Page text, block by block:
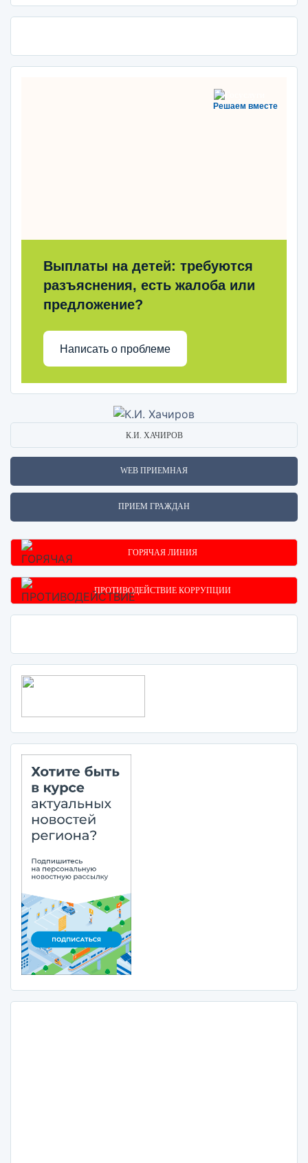
Решаем вместе
Выплаты на детей: требуются
разъяснения, есть жалоба или
предложение?
Написать о проблеме
К.И. ХАЧИРОВ
WEB ПРИЕМНАЯ
ПРИЕМ ГРАЖДАН
ГОРЯЧАЯ ЛИНИЯ
ПРОТИВОДЕЙСТВИЕ КОРРУПЦИИ